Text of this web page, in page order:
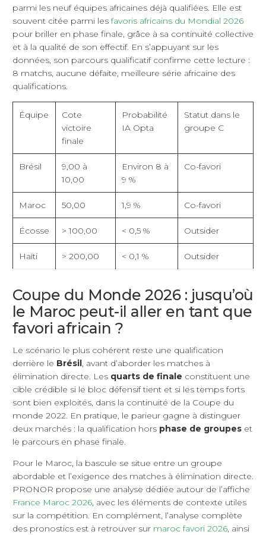
parmi les neuf équipes africaines déjà qualifiées. Elle est
souvent citée parmi lesfavoris africains du Mondial 2026
pour briller en phase finale, grâce à sa continuité collective
et à la qualité de son effectif. En s’appuyant sur les
données, son parcours qualificatif confirme cette lecture :
8 matchs, aucune défaite, meilleure série africaine des
qualifications.
Équipe
Cote
victoire
finale
Probabilité
IA Opta
Statut dans le
groupe C
Brésil
9,00 à
10,00
Environ 8 à
9 %
Co-favori
Maroc 50,00 1,9 % Co-favori
Écosse > 100,00 < 0,5 % Outsider
Haïti > 200,00 < 0,1 % Outsider
Coupe du Monde 2026 : jusqu’où
le Maroc peut-il aller en tant que
favori africain ?
Le scénario le plus cohérent reste une qualification
derrière le Brésil, avant d’aborder les matches à
élimination directe. Les quarts de finale constituent une
cible crédible si le bloc défensif tient et si les temps forts
sont bien exploités, dans la continuité de la Coupe du
monde 2022. En pratique, le parieur gagne à distinguer
deux marchés : la qualification hors phase de groupes et
le parcours en phase finale.
Pour le Maroc, la bascule se situe entre un groupe
abordable et l’exigence des matches à élimination directe.
PRONOR propose une analyse dédiée autour de l’affiche
France Maroc 2026, avec les éléments de contexte utiles
sur la compétition. En complément, l’analyse complète
des pronostics est à retrouver sur maroc favori 2026, ainsi